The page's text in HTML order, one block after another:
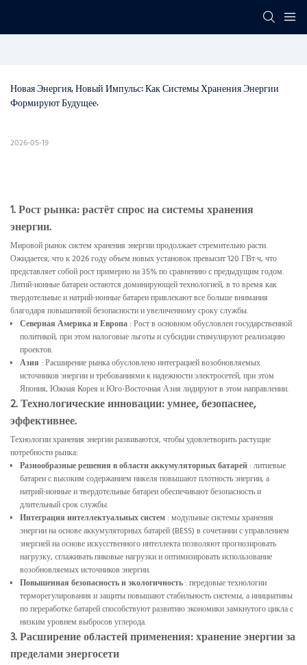
Новая Энергия, Новый Импульс: Как Системы Хранения Энергии
Формируют Будущее.
2026-05-19
1. Рост рынка: растёт спрос на системы хранения
энергии.
Мировой рынок систем хранения энергии продолжает стремительно расти.
Ожидается, что к 2026 году объем новых установок превысит 120 ГВт·ч, что
представляет собой рост примерно на 35% по сравнению с предыдущим годом.
Литий-ионные батареи остаются доминирующей технологией, в то время как
твердотельные и натрий-ионные батареи привлекают все больше внимания
благодаря повышенной безопасности и увеличенному сроку службы.
Северная Америка и Европа : Рост в основном обусловлен государственной
политикой, при этом налоговые льготы и субсидии стимулируют реализацию
проектов.
Азия : Расширение рынка обусловлено интеграцией возобновляемых
источников энергии и требованиями к надежности электросетей, при этом
Япония, Южная Корея и Юго-Восточная Азия лидируют в этом направлении.
2. Технологические инновации: умнее, безопаснее,
эффективнее.
Технологии хранения энергии развиваются, чтобы удовлетворить растущие
потребности рынка:
Разнообразные решения в области аккумуляторных батарей : литиевые
батареи с высоким содержанием никеля повышают плотность энергии, а
натрий-ионные и твердотельные батареи обеспечивают безопасность и
длительный срок службы.
Интеграция интеллектуальных систем : модульные системы хранения
энергии на основе аккумуляторных батарей (BESS) в сочетании с управлением
энергией на основе искусственного интеллекта позволяют прогнозировать
нагрузку, сглаживать пиковые нагрузки и оптимизировать использование
возобновляемых источников энергии.
Повышенная безопасность и экологичность : передовые технологии
терморегулирования и защиты повышают стабильность системы, а инициативы
по переработке батарей способствуют развитию экономики замкнутого цикла с
низким уровнем выбросов углерода.
3. Расширение областей применения: хранение энергии за
пределами энергосети